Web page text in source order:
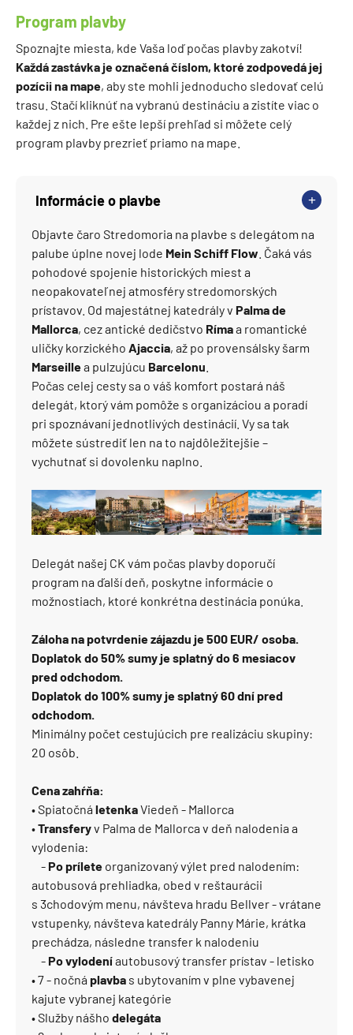
Program plavby
Spoznajte miesta, kde Vaša loď počas plavby zakotví!
Každá zastávka je označená číslom, ktoré zodpovedá jej
pozícii na mape, aby ste mohli jednoducho sledovať celú
trasu. Stačí kliknúť na vybranú destináciu a zistíte viac o
každej z nich. Pre ešte lepší prehľad si môžete celý
program plavby prezrieť priamo na mape.
Informácie o plavbe
Objavte čaro Stredomoria na plavbe s delegátom na
palube úplne novej lode Mein Schiff Flow . Čaká vás
pohodové spojenie historických miest a
neopakovateľnej atmosféry stredomorských
prístavov. Od majestátnej katedrály v Palma de
Mallorca, cez antické dedičstvo Rímaa romantické
uličky korzického Ajaccia, až po provensálsky šarm
Marseillea pulzujúcu Barcelonu
Počas celej cesty sa o váš komfort postará náš
delegát, ktorý vám pomôže s organizáciou a poradí
pri spoznávaní jednotlivých destinácií. Vy sa tak
môžete sústrediť len na to najdôležitejšie –
vychutnať si dovolenku naplno.
Delegát našej CK vám počas plavby doporučí
program na ďalší deň, poskytne informácie o
možnostiach, ktoré konkrétna destinácia ponúka.
Záloha na potvrdenie zájazdu je 500 EUR/ osoba.
Doplatok do 50% sumy je splatný do 6 mesiacov
pred odchodom.
Doplatok do 100% sumy je splatný 60 dní pred
odchodom.
Minimálny počet cestujúcich pre realizáciu skupiny:
20 osôb.
Cena zahŕňa:
• Spiatočná letenkaViedeň - Mallorca
•Transferyv Palma de Mallorca v deň nalodenia a
vylodenia:
-Po prílete organizovaný výlet pred nalodením:
autobusová prehliadka, obed v reštaurácii
s 3chodovým menu, návšteva hradu Bellver - vrátane
vstupenky, návšteva katedrály Panny Márie, krátka
prechádza, následne transfer k nalodeniu
-Po vylodeníautobusový transfer prístav - letisko
• 7 - nočná plavba s ubytovaním v plne vybavenej
kajute vybranej kategórie
• Služby nášho delegáta